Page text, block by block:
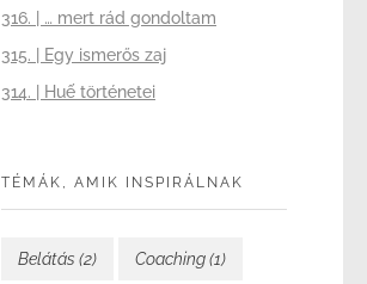
316. | … mert rád gondoltam
315. | Egy ismerős zaj
314. | Huế történetei
TÉMÁK, AMIK INSPIRÁLNAK
Belátás (2) Coaching(1)